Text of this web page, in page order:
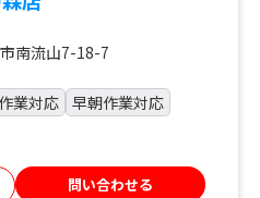
南流山7-18-7
業対応 早朝作業対応
問い合わせる